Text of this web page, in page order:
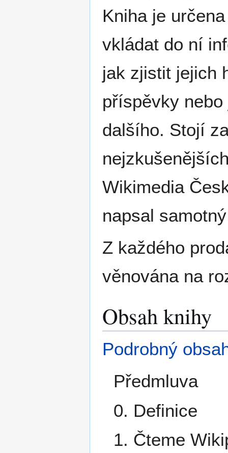
Kniha je
vkládat do ní
jak zjistit jejich
příspěvky
dalšího. Stojí
Wikimedia
napsal
Z každého
věnována na
Obsah knihy
Podrobný
Předmluva
0. Definice
1. Čteme